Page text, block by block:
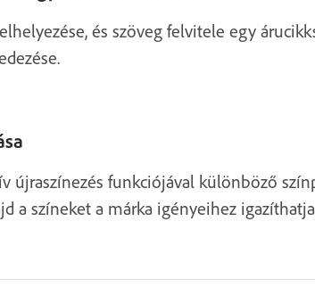
és szöveg felvitele egy
újraszínezés funkciójával különböző
a színeket a márka igényeihez